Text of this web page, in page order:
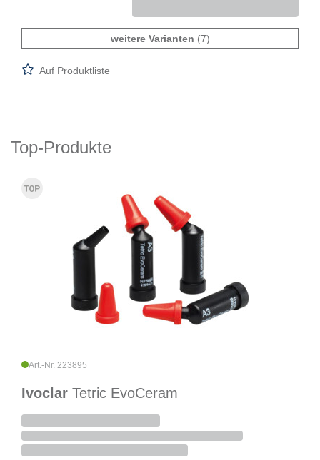
weitere Varianten (7)
Auf Produktliste
Top-Produkte
Art.-Nr. 223895
Ivoclar Tetric EvoCeram